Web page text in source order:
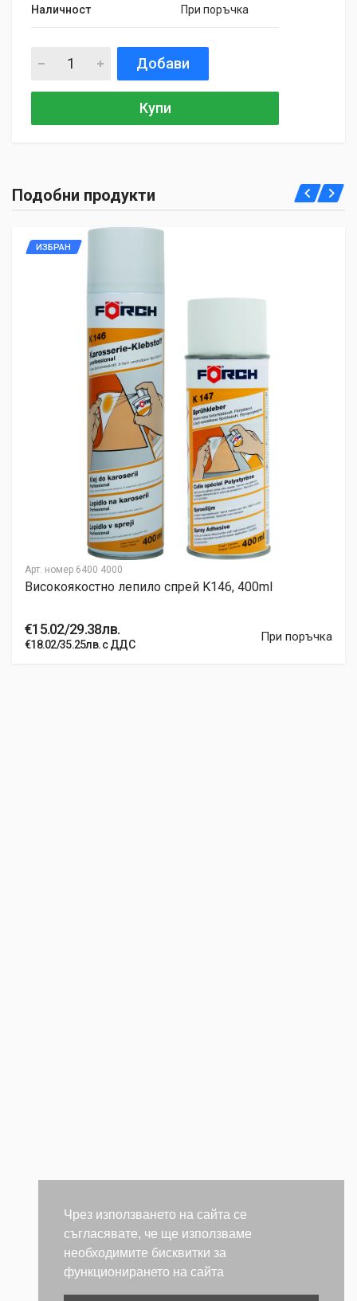
Чрез използването на сайта се
съгласявате, че ще използваме
необходимите бисквитки за
функционирането на сайта
Наличност
При поръчка
Добави
Купи
Подобни продукти
Арт. номер 6400 4000
ИЗБРАН
Високоякостно лепило спрей K146, 400ml
€15.02/29.38лв.
€18.02/35.25лв. с ДДС
При поръчка